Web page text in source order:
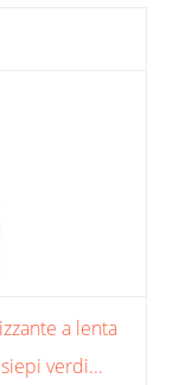
a lenta
verdi...